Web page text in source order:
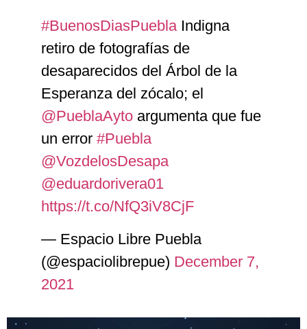
#BuenosDiasPueblaIndigna
retiro de fotografías de
desaparecidos del Árbol de la
Esperanza del zócalo; el
@PueblaAyto argumenta que fue
un error #Puebla
@VozdelosDesapa
@eduardorivera01
https://t.co/NfQ3iV8CjF
— Espacio Libre Puebla
(@espaciolibrepue) December 7,
2021